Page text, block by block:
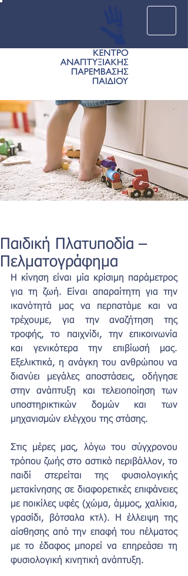
Παιδική Πλατυποδία –
Πελματογράφημα
Η κίνηση είναι μία κρίσιμη παράμετρος
για τη ζωή. Είναι απαραίτητη για την
ικανότητά μας να περπατάμε και να
τρέχουμε, για την αναζήτηση της
τροφής, το παιχνίδι, την επικοινωνία
και γενικότερα την επιβίωσή μας.
Εξελικτικά, η ανάγκη του ανθρώπου να
διανύει μεγάλες αποστάσεις, οδήγησε
στην ανάπτυξη και τελειοποίηση των
υποστηρικτικών δομών και των
μηχανισμών ελέγχου της στάσης.
Στις μέρες μας, λόγω του σύγχρονου
τρόπου ζωής στο αστικό περιβάλλον, το
παιδί στερείται της φυσιολογικής
μετακίνησης σε διαφορετικές επιφάνειες
με ποικίλες υφές (χώμα, άμμος, χαλίκια,
γρασίδι, βότσαλα κτλ). Η έλλειψη της
αίσθησης από την επαφή του πέλματος
με το έδαφος μπορεί να επηρεάσει τη
φυσιολογική κινητική ανάπτυξη.